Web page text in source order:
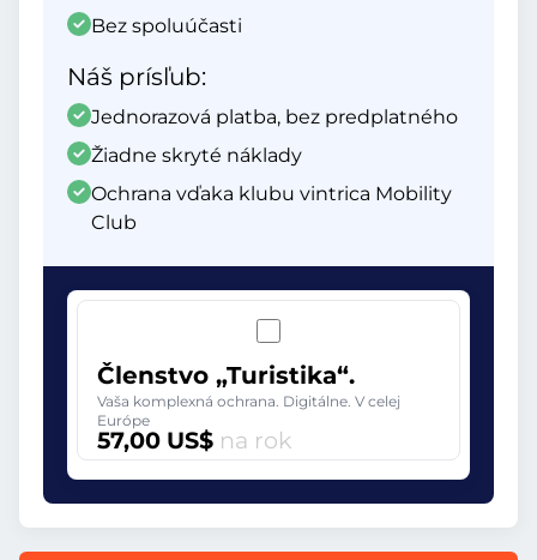
Bez spoluúčasti
Náš prísľub:
Jednorazová platba, bez predplatného
Žiadne skryté náklady
Ochrana vďaka klubu vintrica Mobility
Club
Členstvo „Turistika“.
Vaša komplexná ochrana. Digitálne. V celej
Európe
57,00 US$ na rok